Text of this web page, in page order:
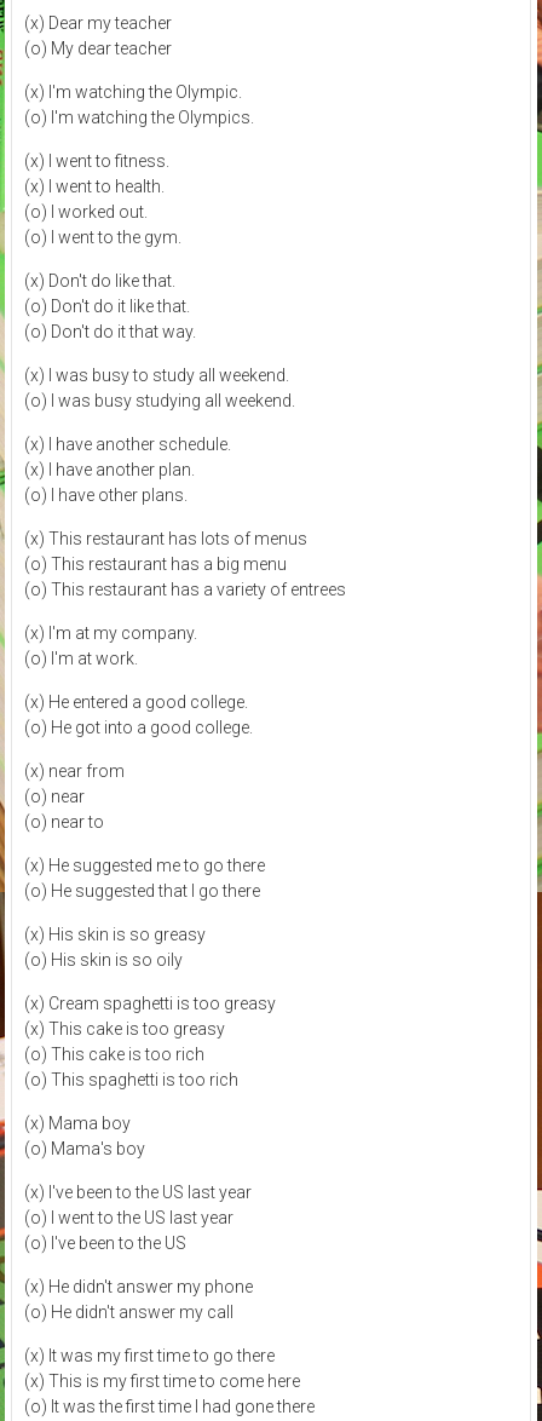
(x) Dear my teacher
(o) My dear teacher
(x) I'm watching the Olympic.
(o) I'm watching the Olympics.
(x) I went to fitness.
(x) I went to health.
(o) I worked out.
(o) I went to the gym.
(x) Don't do like that.
(o) Don't do it like that.
(o) Don't do it that way.
(x) I was busy to study all weekend.
(o) I was busy studying all weekend.
(x) I have another schedule.
(x) I have another plan.
(o) I have other plans.
(x) This restaurant has lots of menus
(o) This restaurant has a big menu
(o) This restaurant has a variety of entrees
(x) I'm at my company.
(o) I'm at work.
(x) He entered a good college.
(o) He got into a good college.
(x) near from
(o) near
(o) near to
(x) He suggested me to go there
(o) He suggested that I go there
(x) His skin is so greasy
(o) His skin is so oily
(x) Cream spaghetti is too greasy
(x) This cake is too greasy
(o) This cake is too rich
(o) This spaghetti is too rich
(x) Mama boy
(o) Mama's boy
(x) I've been to the US last year
(o) I went to the US last year
(o) I've been to the US
(x) He didn't answer my phone
(o) He didn't answer my call
(x) It was my first time to go there
(x) This is my first time to come here
(o) It was the first time I had gone there